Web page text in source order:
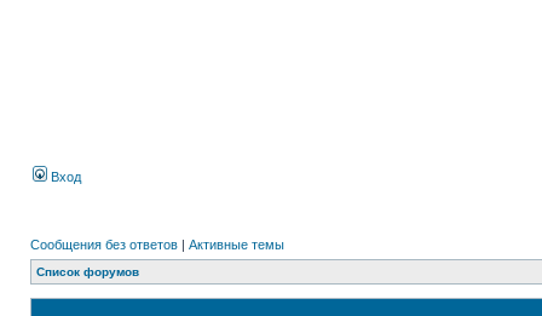
Вход
Сообщения без ответов | Активные темы
Список форумов